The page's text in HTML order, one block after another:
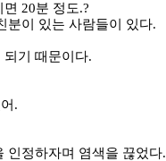
20분 정도.?
분이 있는 사람들이 있다.
되기 때문이다.
.
인정하자며 염색을 끊었다.